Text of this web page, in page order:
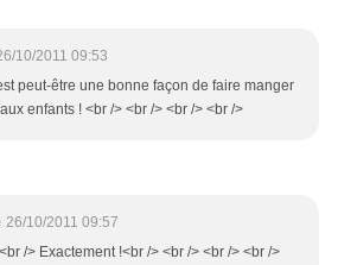
10/2011 09:53
peut-être une bonne façon de faire manger
enfants ! <br /> <br /> <br /> <br />
26/10/2011 09:57
/> Exactement !<br /> <br /> <br /> <br />